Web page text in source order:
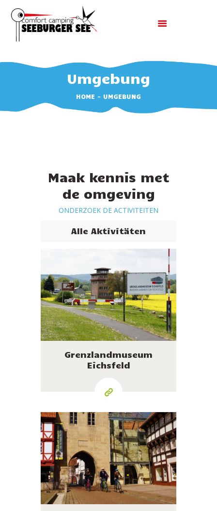
Umgebung
HOME UMGEBUNG
UNTERKUNFT
RESERVIEREN SIE EINE
UNTERKUNFT
Maak kennis met
de omgeving
ONDERZOEK DE ACTIVITEITEN
Alle Aktivitäten
Grenzlandmuseum
Eichsfeld